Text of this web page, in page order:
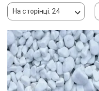
На сторінці: 24